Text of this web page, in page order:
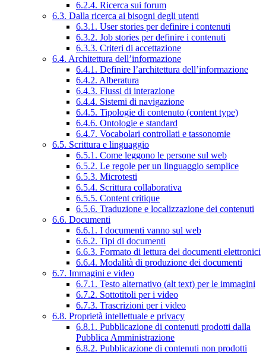
6.2.4. Ricerca sui forum
6.3. Dalla ricerca ai bisogni degli utenti
6.3.1. User stories per definire i contenuti
6.3.2. Job stories per definire i contenuti
6.3.3. Criteri di accettazione
6.4. Architettura dell’informazione
6.4.1. Definire l’architettura dell’informazione
6.4.2. Alberatura
6.4.3. Flussi di interazione
6.4.4. Sistemi di navigazione
6.4.5. Tipologie di contenuto (content type)
6.4.6. Ontologie e standard
6.4.7. Vocabolari controllati e tassonomie
6.5. Scrittura e linguaggio
6.5.1. Come leggono le persone sul web
6.5.2. Le regole per un linguaggio semplice
6.5.3. Microtesti
6.5.4. Scrittura collaborativa
6.5.5. Content critique
6.5.6. Traduzione e localizzazione dei contenuti
6.6. Documenti
6.6.1. I documenti vanno sul web
6.6.2. Tipi di documenti
6.6.3. Formato di lettura dei documenti elettronici
6.6.4. Modalità di produzione dei documenti
6.7. Immagini e video
6.7.1. Testo alternativo (alt text) per le immagini
6.7.2. Sottotitoli per i video
6.7.3. Trascrizioni per i video
6.8. Proprietà intellettuale e privacy
6.8.1. Pubblicazione di contenuti prodotti dalla
Pubblica Amministrazione
6.8.2. Pubblicazione di contenuti non prodotti